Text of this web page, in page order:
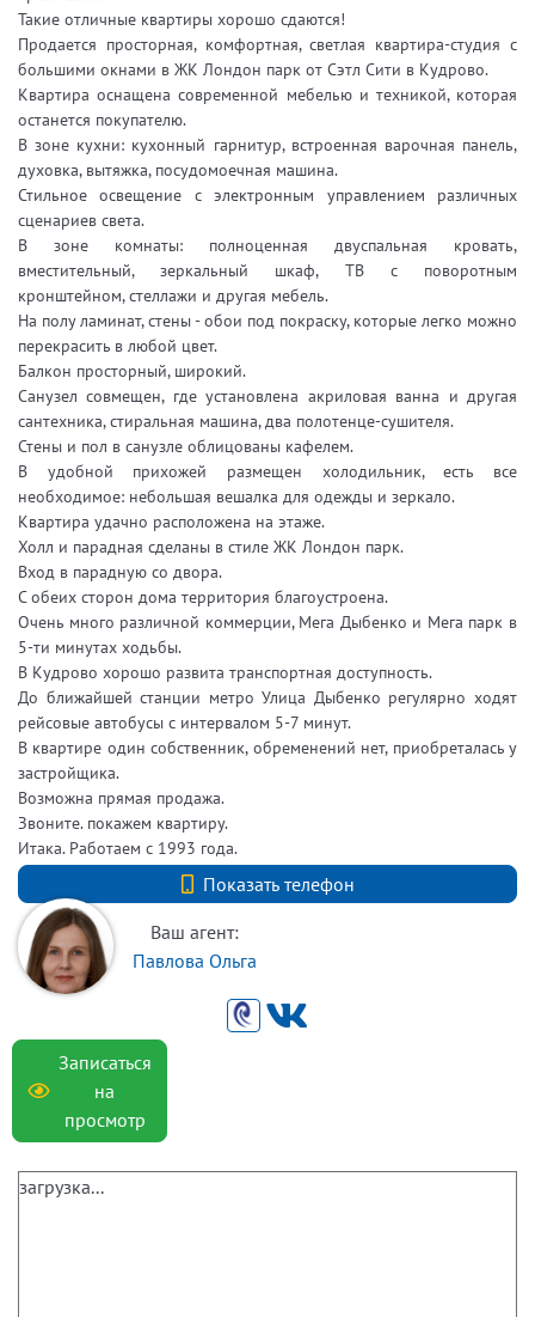
Такие отличные квартиры хорошо сдаются!
Продается просторная, комфортная, светлая квартира-студия с
большими окнами в ЖК Лондон парк от Сэтл Сити в Кудрово.
Квартира оснащена современной мебелью и техникой, которая
останется покупателю.
В зоне кухни: кухонный гарнитур, встроенная варочная панель,
духовка, вытяжка, посудомоечная машина.
Стильное освещение с электронным управлением различных
сценариев света.
В зоне комнаты: полноценная двуспальная кровать,
вместительный, зеркальный шкаф, ТВ с поворотным
кронштейном, стеллажи и другая мебель.
На полу ламинат, стены - обои под покраску, которые легко можно
перекрасить в любой цвет.
Балкон просторный, широкий.
Санузел совмещен, где установлена акриловая ванна и другая
сантехника, стиральная машина, два полотенце-сушителя.
Стены и пол в санузле облицованы кафелем.
В удобной прихожей размещен холодильник, есть все
необходимое: небольшая вешалка для одежды и зеркало.
Квартира удачно расположена на этаже.
Холл и парадная сделаны в стиле ЖК Лондон парк.
Вход в парадную со двора.
С обеих сторон дома территория благоустроена.
Очень много различной коммерции, Мега Дыбенко и Мега парк в
5-ти минутах ходьбы.
В Кудрово хорошо развита транспортная доступность.
До ближайшей станции метро Улица Дыбенко регулярно ходят
рейсовые автобусы с интервалом 5-7 минут.
В квартире один собственник, обременений нет, приобреталась у
застройщика.
Возможна прямая продажа.
Звоните. покажем квартиру.
Итака. Работаем с 1993 года.
Показать телефон
+7 (812) 740-70-40
Ваш агент:
Павлова Ольга
Записаться
на
просмотр
загрузка...